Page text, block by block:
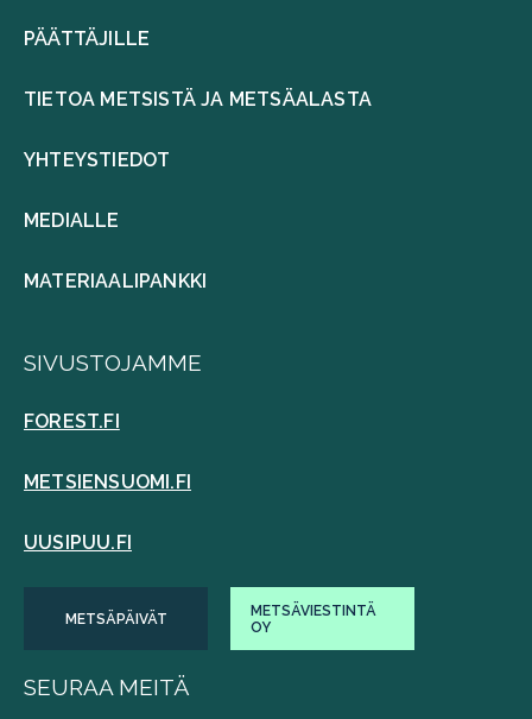
PÄÄTTÄJILLE
TIETOA METSISTÄ JA METSÄALASTA
YHTEYSTIEDOT
MEDIALLE
MATERIAALIPANKKI
SIVUSTOJAMME
FOREST.FI
METSIENSUOMI.FI
UUSIPUU.FI
METSÄPÄIVÄT
METSÄVIESTINTÄ
OY
SEURAA MEITÄ